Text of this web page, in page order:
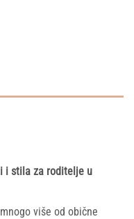
i stila za roditelje u
više od obične